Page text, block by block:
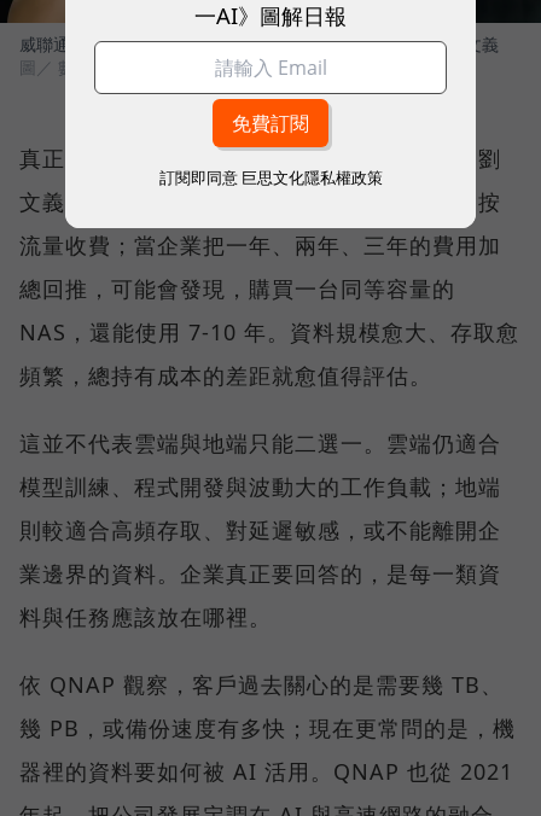
威聯通科技（QNAP）總經理暨威強電集團（IEI）董事長 劉文義
圖／ 數位時代
真正讓更多企業回頭計算的，則是長期成本。劉
文義指出，資料上傳雲端可能免費，下載卻會按
流量收費；當企業把一年、兩年、三年的費用加
總回推，可能會發現，購買一台同等容量的
NAS，還能使用 7-10 年。資料規模愈大、存取愈
頻繁，總持有成本的差距就愈值得評估。
這並不代表雲端與地端只能二選一。雲端仍適合
模型訓練、程式開發與波動大的工作負載；地端
則較適合高頻存取、對延遲敏感，或不能離開企
業邊界的資料。企業真正要回答的，是每一類資
料與任務應該放在哪裡。
依 QNAP 觀察，客戶過去關心的是需要幾 TB、
幾 PB，或備份速度有多快；現在更常問的是，機
器裡的資料要如何被 AI 活用。QNAP 也從 2021
一AI》圖解日報
訂閱即同意 巨思文化隱私權政策